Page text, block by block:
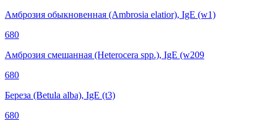
Амброзия обыкновенная (Ambrosia elatior), IgE (w1)
680
Амброзия смешанная (Heterocera spp.), IgE (w209
680
Береза (Betula alba), IgE (t3)
680